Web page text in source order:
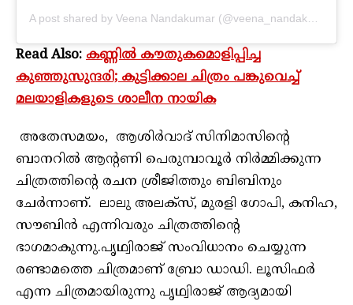
A post shared by Veena Nandakumar (@veena_nandakumar)
Read Also: കണ്ണിൽ കൗതുകമൊളിപ്പിച്ച
കുഞ്ഞുസുന്ദരി; കുട്ടിക്കാല ചിത്രം പങ്കുവെച്ച്
മലയാളികളുടെ ശാലീന നായിക
അതേസമയം, ആശിർവാദ് സിനിമാസിന്റെ
ബാനറിൽ ആന്റണി പെരുമ്പാവൂർ നിർമ്മിക്കുന്ന
ചിത്രത്തിന്റെ രചന ശ്രീജിത്തും ബിബിനും
ചേർന്നാണ്. ലാലു അലക്സ്, മുരളി ഗോപി, കനിഹ,
സൗബിൻ എന്നിവരും ചിത്രത്തിന്റെ
ഭാഗമാകുന്നു.പൃഥ്വിരാജ് സംവിധാനം ചെയ്യുന്ന
രണ്ടാമത്തെ ചിത്രമാണ് ബ്രോ ഡാഡി. ലൂസിഫർ
എന്ന ചിത്രമായിരുന്നു പൃഥ്വിരാജ് ആദ്യമായി